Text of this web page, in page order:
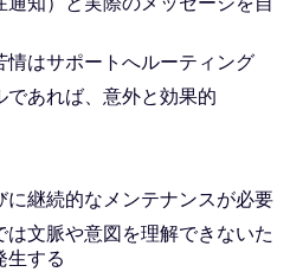
情はサポートへルーティング
あれば、意外と効果的
に継続的なメンテナンスが必要
文脈や意図を理解できないた
生する